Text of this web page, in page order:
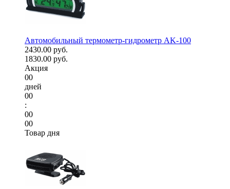
Автомобильный термометр-гидрометр AK-100
2430.00 руб.
1830.00 руб.
Акция
00
дней
00
:
00
00
Товар дня